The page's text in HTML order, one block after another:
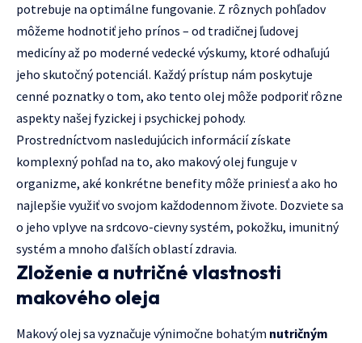
potrebuje na optimálne fungovanie. Z rôznych pohľadov
môžeme hodnotiť jeho prínos – od tradičnej ľudovej
medicíny až po moderné vedecké výskumy, ktoré odhaľujú
jeho skutočný potenciál. Každý prístup nám poskytuje
cenné poznatky o tom, ako tento olej môže podporiť rôzne
aspekty našej fyzickej i psychickej pohody.
Prostredníctvom nasledujúcich informácií získate
komplexný pohľad na to, ako makový olej funguje v
organizme, aké konkrétne benefity môže priniesť a ako ho
najlepšie využiť vo svojom každodennom živote. Dozviete sa
o jeho vplyve na srdcovo-cievny systém, pokožku, imunitný
systém a mnoho ďalších oblastí zdravia.
Zloženie a nutričné vlastnosti
makového oleja
Makový olej sa vyznačuje výnimočne bohatým nutričným